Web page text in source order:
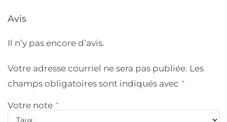
Avis
Il n’y pas encore d’avis.
Votre adresse courriel ne sera pas publiée. Les
champs obligatoires sont indiqués avec
*
Votre note *